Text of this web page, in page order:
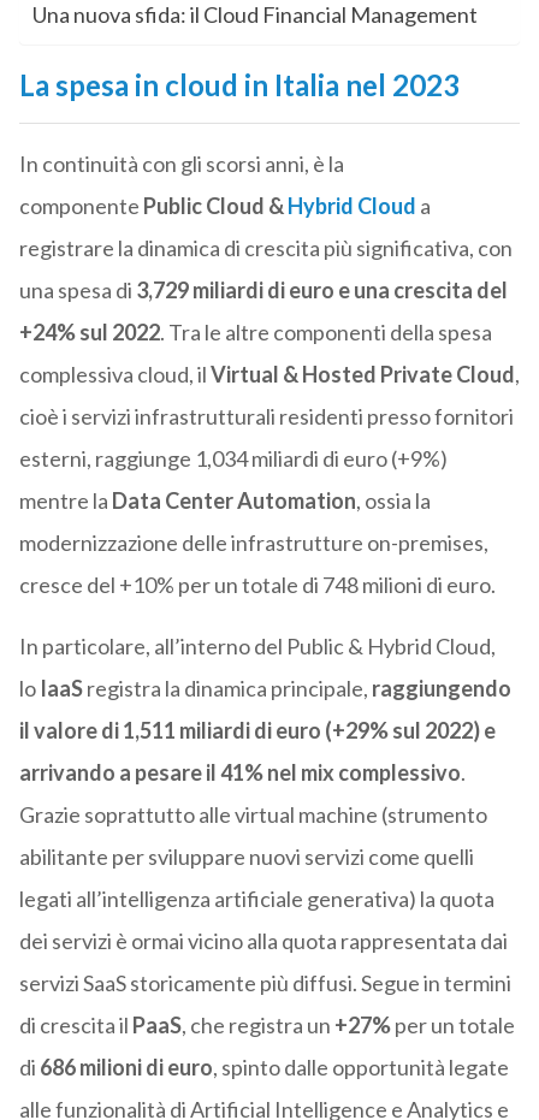
Una nuova sfida: il Cloud Financial Management
La spesa in cloud in Italia nel 2023
In continuità con gli scorsi anni, è la
componente Public Cloud &Hybrid Cloud a
registrare la dinamica di crescita più significativa, con
una spesa di 3,729 miliardi di euro e una crescita del
+24% sul 2022. Tra le altre componenti della spesa
complessiva cloud, ilVirtual & Hosted Private Cloud,
cioè i servizi infrastrutturali residenti presso fornitori
esterni, raggiunge 1,034 miliardi di euro (+9%)
mentre la Data Center Automation, ossia la
modernizzazione delle infrastrutture on-premises,
cresce del +10% per un totale di 748 milioni di euro.
In particolare, all’interno del Public & Hybrid Cloud,
lo IaaSregistra la dinamica principale, raggiungendo
il valore di 1,511 miliardi di euro (+29% sul 2022) e
arrivando a pesare il 41% nel mix complessivo.
Grazie soprattutto alle virtual machine (strumento
abilitante per sviluppare nuovi servizi come quelli
legati all’intelligenza artificiale generativa) la quota
dei servizi è ormai vicino alla quota rappresentata dai
servizi SaaS storicamente più diffusi. Segue in termini
di crescita il PaaS, che registra un +27%per un totale
di 686 milioni di euro, spinto dalle opportunità legate
alle funzionalità di Artificial Intelligence e Analytics e